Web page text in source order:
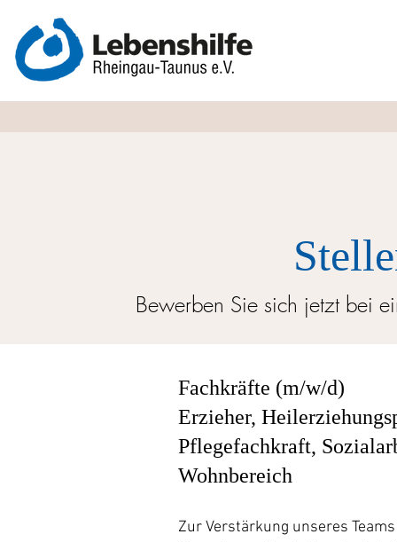
Bewerben Sie sich jetzt bei
Fachkräfte (m/w/d)
Erzieher,
Pflegefachkraft,
Wohnbereich
Zur Verstärkung unseres